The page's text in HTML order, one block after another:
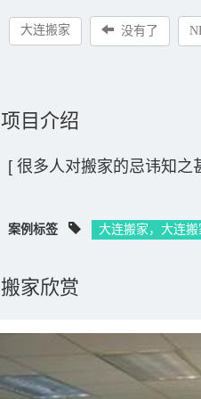
大连搬家 没有了
项目介绍
[ 很多人对搬家的忌讳知之
案例标签 大连搬家，大连
搬家欣赏